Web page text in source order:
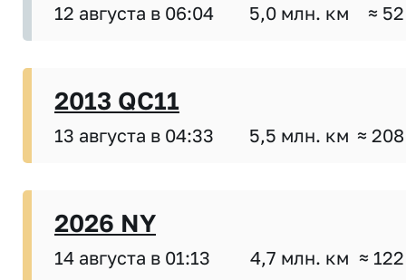
12 августа в 06:04 5,0 млн. км ≈
2013 QC11
13 августа в 04:33 5,5 млн. км ≈
2026 NY
14 августа в 01:13 4,7 млн. км ≈